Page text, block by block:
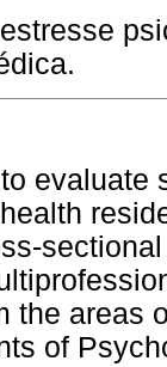
estresse
evaluate
the areas
of